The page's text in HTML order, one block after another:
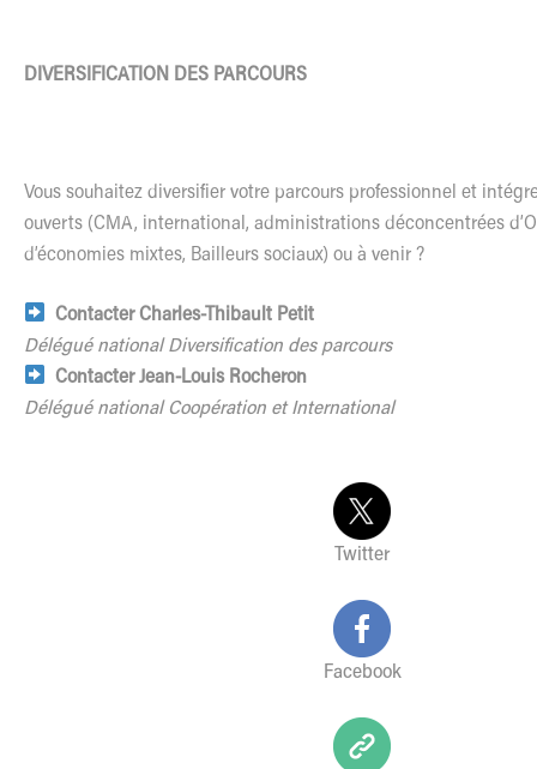
DIVERSIFICATION DES PARCOURS
Vous souhaitez diversifier votre parcours professionnel et
ouverts (CMA, international, administrations déconcentrées
d’économies mixtes, Bailleurs sociaux) ou à venir ?
Contacter Charles-Thibault Petit
Délégué national Diversification des parcours
Contacter Jean-Louis Rocheron
Délégué national Coopération et International
Twitter
Facebook